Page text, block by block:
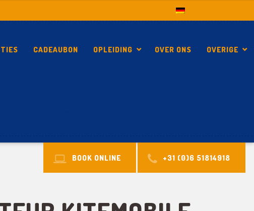
CADEAUBON OPLEIDING OVER ONS OVERIGE
BOOK ONLINE +31 (0)6 51814918